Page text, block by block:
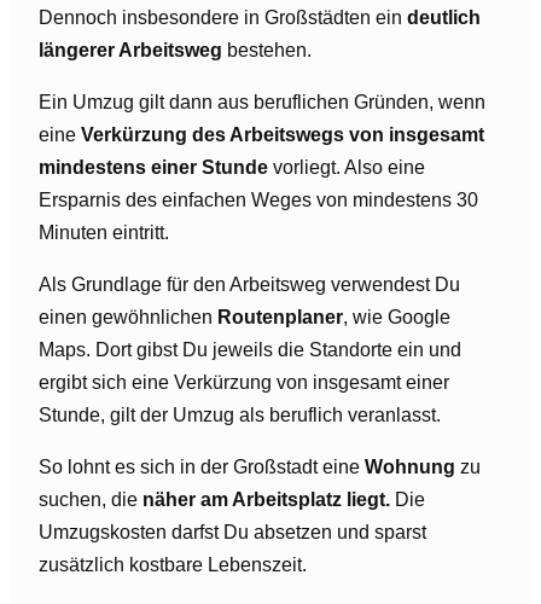
Dennoch insbesondere in Großstädten ein deutlich
längerer Arbeitsweg bestehen.
Ein Umzug gilt dann aus beruflichen Gründen, wenn
eine Verkürzung des Arbeitswegs von insgesamt
mindestens einer Stunde vorliegt. Also eine
Ersparnis des einfachen Weges von mindestens 30
Minuten eintritt.
Als Grundlage für den Arbeitsweg verwendest Du
einen gewöhnlichen Routenplaner, wie Google
Maps. Dort gibst Du jeweils die Standorte ein und
ergibt sich eine Verkürzung von insgesamt einer
Stunde, gilt der Umzug als beruflich veranlasst.
So lohnt es sich in der Großstadt eine Wohnung zu
suchen, die näher am Arbeitsplatz liegt. Die
Umzugskosten darfst Du absetzen und sparst
zusätzlich kostbare Lebenszeit.